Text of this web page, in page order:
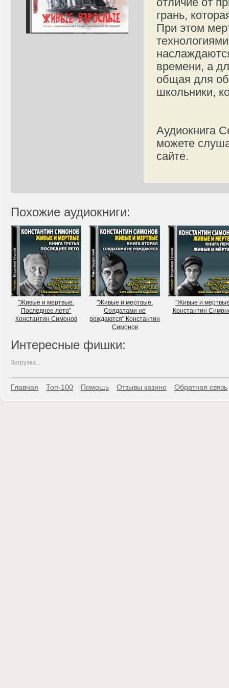
грань,
При этом
времени, а
общая для
школьники,
Аудиокнига
можете
сайте.
Похожие аудиокниги:
"Живые и мертвые.
Последнее лето"
Константин Симонов
"Живые и мертвые.
Солдатами не
рождаются" Константин
Симонов
"Живые и
Константин
Интересные фишки:
Загрузка...
Главная Топ-100 Помощь Отзывы казино Обратная связь